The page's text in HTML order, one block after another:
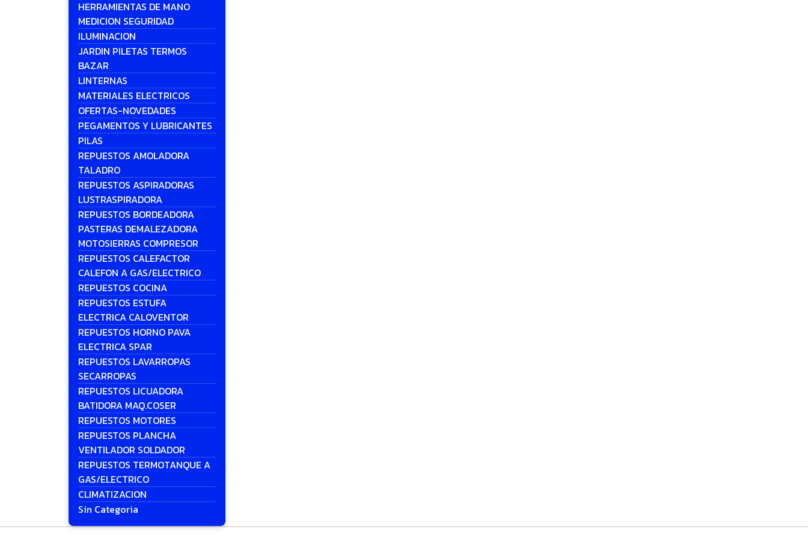
HERRAMIENTAS DE MANO
MEDICION SEGURIDAD
ILUMINACION
JARDIN PILETAS TERMOS
BAZAR
LINTERNAS
MATERIALES ELECTRICOS
OFERTAS-NOVEDADES
PEGAMENTOS Y LUBRICANTES
PILAS
REPUESTOS AMOLADORA
TALADRO
REPUESTOS ASPIRADORAS
LUSTRASPIRADORA
REPUESTOS BORDEADORA
PASTERAS DEMALEZADORA
MOTOSIERRAS COMPRESOR
REPUESTOS CALEFACTOR
CALEFON A GAS/ELECTRICO
REPUESTOS COCINA
REPUESTOS ESTUFA
ELECTRICA CALOVENTOR
REPUESTOS HORNO PAVA
ELECTRICA SPAR
REPUESTOS LAVARROPAS
SECARROPAS
REPUESTOS LICUADORA
BATIDORA MAQ.COSER
REPUESTOS MOTORES
REPUESTOS PLANCHA
VENTILADOR SOLDADOR
REPUESTOS TERMOTANQUE A
GAS/ELECTRICO
CLIMATIZACION
Sin Categoria